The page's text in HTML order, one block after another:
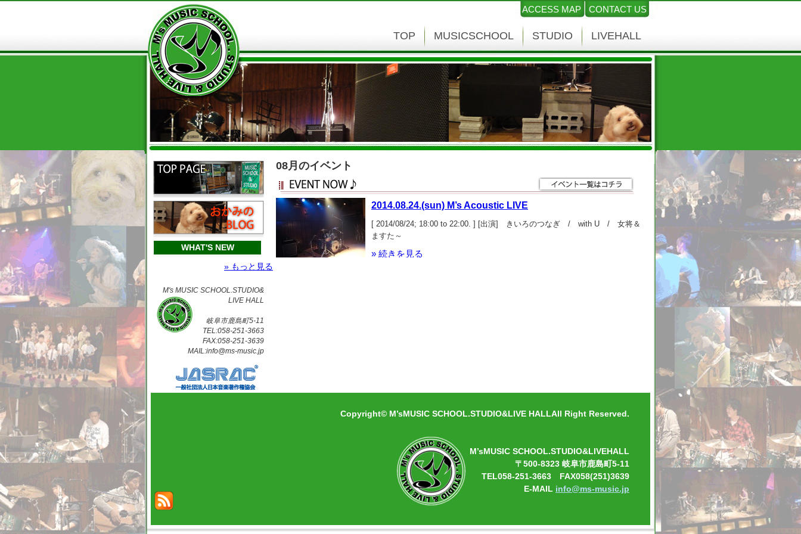
ACCESS MAP CONTACT US
TOP MUSICSCHOOL STUDIO LIVEHALL
WHAT'S NEW
» もっと見る
M's MUSIC SCHOOL.STUDIO&
LIVE HALL
岐阜市鹿島町5-11
TEL:058-251-3663
FAX:058-251-3639
MAIL:info@ms-music.jp
08月のイベント
2014.08.24.(sun) M’s Acoustic LIVE
[ 2014/08/24; 18:00 to 22:00. ] [出演] きいろのつなぎ / with U / 女将＆
ますた～
» 続きを見る
Copyright© M’sMUSIC SCHOOL.STUDIO&LIVE HALLAll Right Reserved.
M’sMUSIC SCHOOL.STUDIO&LIVEHALL
〒500-8323 岐阜市鹿島町5-11
TEL058-251-3663 FAX058(251)3639
E-MAIL info@ms-music.jp